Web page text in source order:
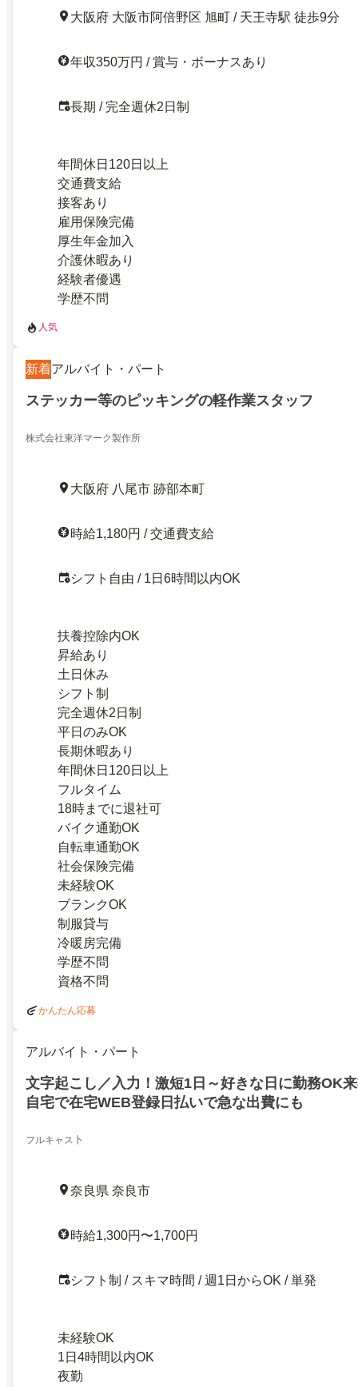
大阪府 大阪市阿倍野区 旭町 / 天王寺駅 徒歩9分
年収350万円 / 賞与・ボーナスあり
長期 / 完全週休2日制
年間休日120日以上
交通費支給
接客あり
雇用保険完備
厚生年金加入
介護休暇あり
経験者優遇
学歴不問
人気
新着アルバイト・パート
ステッカー等のピッキングの軽作業スタッフ
株式会社東洋マーク製作所
大阪府 八尾市 跡部本町
時給1,180円 / 交通費支給
シフト自由 / 1日6時間以内OK
扶養控除内OK
昇給あり
土日休み
シフト制
完全週休2日制
平日のみOK
長期休暇あり
年間休日120日以上
フルタイム
18時までに退社可
バイク通勤OK
自転車通勤OK
社会保険完備
未経験OK
ブランクOK
制服貸与
冷暖房完備
学歴不問
資格不問
かんたん応募
アルバイト・パート
文字起こし／入力！激短1日～好きな日に勤務OK
自宅で在宅WEB登録日払いで急な出費にも
フルキャス卜
奈良県 奈良市
時給1,300円〜1,700円
シフト制 / スキマ時間 / 週1日からOK / 単発
未経験OK
1日4時間以内OK
夜勤